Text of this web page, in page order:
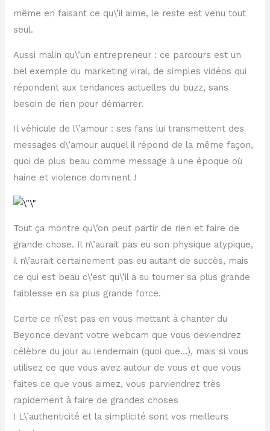
même en faisant ce qu\’il aime, le reste est venu tout
seul.
Aussi malin qu\’un entrepreneur : ce parcours est un
bel exemple du marketing viral, de simples vidéos qui
répondent aux tendances actuelles du buzz, sans
besoin de rien pour démarrer.
Il véhicule de l\’amour : ses fans lui transmettent des
messages d\’amour auquel il répond de la même façon,
quoi de plus beau comme message à une époque où
haine et violence dominent !
Tout ça montre qu\’on peut partir de rien et faire de
grande chose. Il n\’aurait pas eu son physique atypique,
il n\’aurait certainement pas eu autant de succès, mais
ce qui est beau c\’est qu\’il a su tourner sa plus grande
faiblesse en sa plus grande force.
Certe ce n\’est pas en vous mettant à chanter du
Beyonce devant votre webcam que vous deviendrez
célèbre du jour au lendemain (quoi que…), mais si vous
utilisez ce que vous avez autour de vous et que vous
faites ce que vous aimez, vous parviendrez très
rapidement à faire de grandes choses
! L\’authenticité et la simplicité sont vos meilleurs